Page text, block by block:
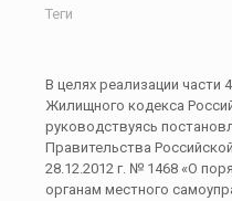
Теги
В целях реализации части
Жилищного кодекса
руководствуясь
Правительства
28.12.2012 г. № 1468 «О
органам местного